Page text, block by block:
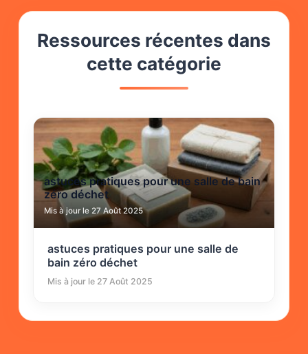
Ressources récentes dans
cette catégorie
astuces pratiques pour une salle de bain
zéro déchet
Mis à jour le 27 Août 2025
astuces pratiques pour une salle de
bain zéro déchet
Mis à jour le 27 Août 2025